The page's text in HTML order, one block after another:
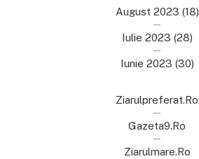
August 2023 (18)
Iulie 2023 (28)
Iunie 2023 (30)
Ziarulpreferat.ro
Gazeta9.ro
Ziarulmare.ro